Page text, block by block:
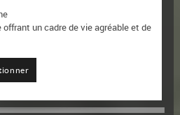
un cadre de vie agréable et de
de vie lumineuse avec cuisine...